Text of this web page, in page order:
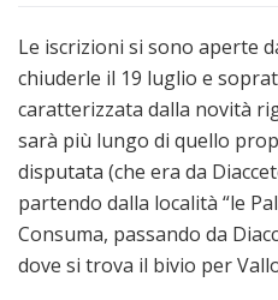
Le iscrizioni si sono aperte
chiuderle il 19 luglio e
caratterizzata dalla novità
sarà più lungo di quello
disputata (che era da
partendo dalla località “le
Consuma, passando da
dove si trova il bivio per